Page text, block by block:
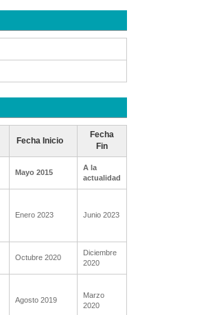
Fecha Inicio
Fecha
Fin
Mayo 2015
A la
actualidad
Enero 2023 Junio 2023
Octubre 2020
Diciembre
2020
Agosto 2019
Marzo
2020